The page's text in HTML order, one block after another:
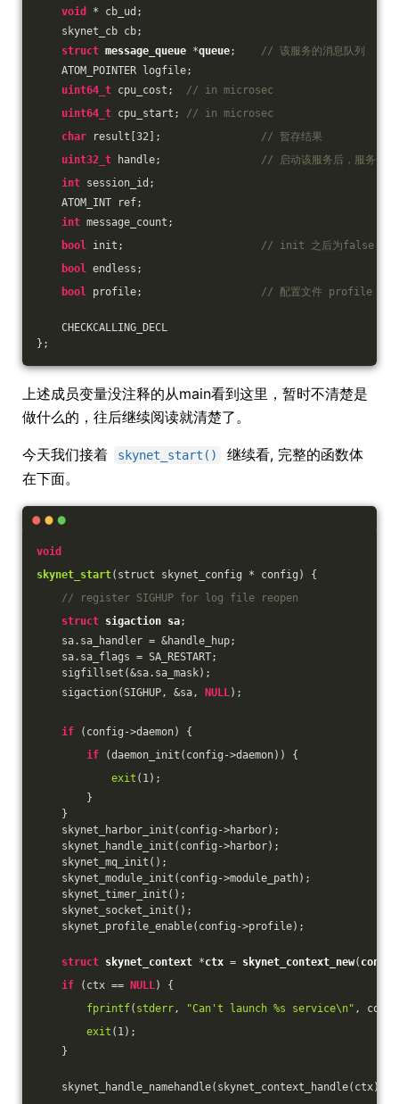
void
* cb_ud;
skynet_cb cb;
struct message_queue *queue;
// 该服务的消息队列
ATOM_POINTER logfile;
uint64_t cpu_cost; // in microsec
uint64_t cpu_start; // in microsec
char result[ 32 ]; // 暂存结果
uint32_t handle; // 启动该服务后，服务号
int session_id;
ATOM_INT ref;
int message_count;
bool init; // init 之后为false
bool endless;
bool profile; // 配置文件 profile 的值
CHECKCALLING_DECL
};
上述成员变量没注释的从main看到这里，暂时不清楚是
做什么的，往后继续阅读就清楚了。
今天我们接着 skynet_start()
继续看, 完整的函数体
在下面。
void
skynet_start(struct skynet_config * config)
{
// register SIGHUP for log file reopen
struct sigaction sa;
sa.sa_handler = &handle_hup;
sa.sa_flags = SA_RESTART;
sigfillset(&sa.sa_mask);
sigaction(SIGHUP, &sa,
NULL);
if (config->daemon) {
if (daemon_init(config->daemon)) {
exit ( 1);
}
}
skynet_harbor_init(config->harbor);
skynet_handle_init(config->harbor);
skynet_mq_init();
skynet_module_init(config->module_path);
skynet_timer_init();
skynet_socket_init();
skynet_profile_enable(config->profile);
struct skynet_context *ctx = skynet_context_new( config
if (ctx == NULL) {
fprintf( stderr, "Can't launch %s service\n" ,
exit ( 1);
}
skynet_handle_namehandle(skynet_context_handle(ctx),